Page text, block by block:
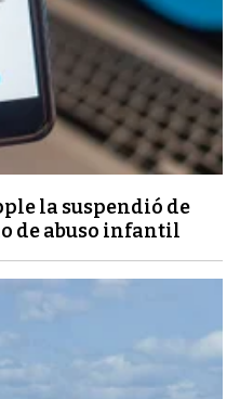
la suspendió de
de abuso infantil